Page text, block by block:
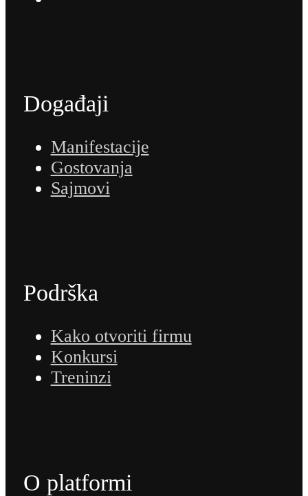
Događaji
Manifestacije
Gostovanja
Sajmovi
Podrška
Kako otvoriti firmu
Konkursi
Treninzi
O platformi